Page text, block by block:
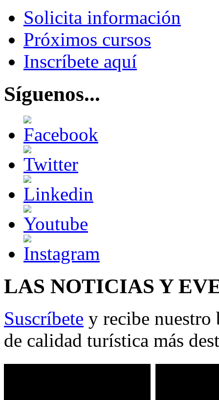
Solicita información
Próximos cursos
Inscríbete aquí
Síguenos...
LAS NOTICIAS Y
Suscríbete y recibe nuestro
de calidad turística más